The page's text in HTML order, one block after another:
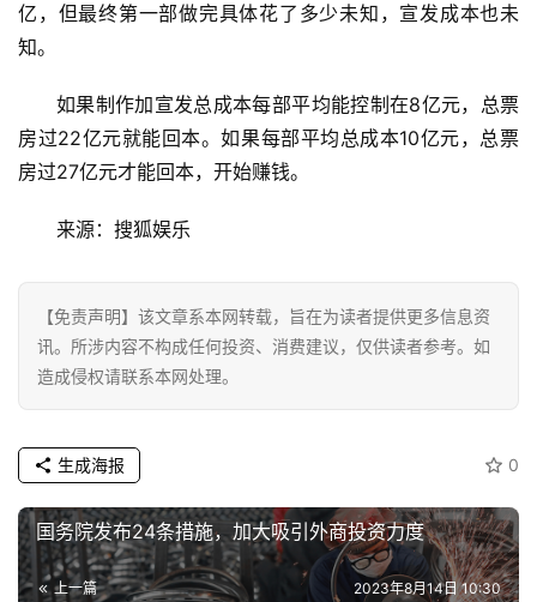
能
源
亿，但最终第一部做完具体花了多少未知，宣发成本也未
知。
如果制作加宣发总成本每部平均能控制在8亿元，总票
房过22亿元就能回本。如果每部平均总成本10亿元，总票
房过27亿元才能回本，开始赚钱。
来源：搜狐娱乐
【免责声明】该文章系本网转载，旨在为读者提供更多信息资
讯。所涉内容不构成任何投资、消费建议，仅供读者参考。如
造成侵权请联系本网处理。
0
生成海报
国务院发布24条措施，加大吸引外商投资力度
上一篇 2023年8月14日 10:30